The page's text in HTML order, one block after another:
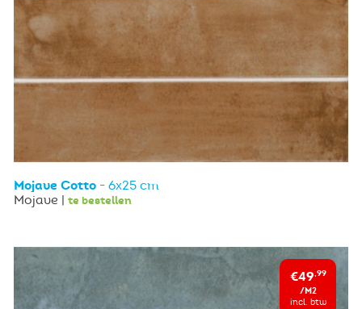
Mojave Cotto - 6x25 cm
Mojave | te bestellen
€49,99
/M2
incl. btw